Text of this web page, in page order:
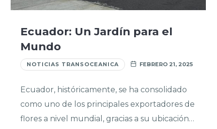
Ecuador: Un Jardín para el
Mundo
NOTICIAS TRANSOCEANICA FEBRERO 21, 2025
Ecuador, históricamente, se ha consolidado
como uno de los principales exportadores de
flores a nivel mundial, gracias a su ubicación…